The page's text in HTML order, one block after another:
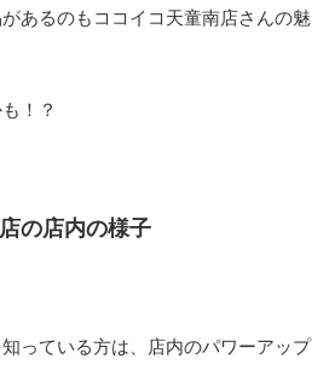
あるのもココイコ天童南店さんの魅
！？
の店内の様子
っている方は、店内のパワーアップ